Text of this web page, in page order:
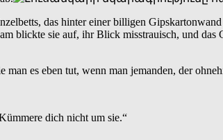
das hinter einer billigen
blickte sie auf, ihr Blick misstrauisch, und
es eben tut, wenn man jemanden, der
dich nicht um sie.“